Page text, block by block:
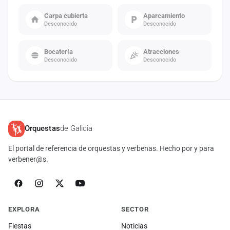
Carpa cubierta
Desconocido
Aparcamiento
Desconocido
Bocatería
Desconocido
Atracciones
Desconocido
Orquestasde Galicia
El portal de referencia de orquestas y verbenas. Hecho por y para
verbener@s.
EXPLORA
Fiestas
SECTOR
Noticias